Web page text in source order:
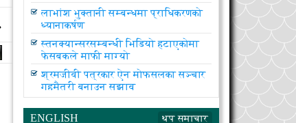
लाभांश भुक्तानी सम्बन्धमा प्राधिकरणको
ध्यानाकर्षण
स्तनक्यान्सरसम्बन्धी भिडियो हटाएकोमा
फेसबुकले माफी माग्यो
श्रमजीवी पत्रकार ऐन मोफसलका सञ्चार
गृहमैत्री बनाउन सुझाव
ENGLISH थप समाचार